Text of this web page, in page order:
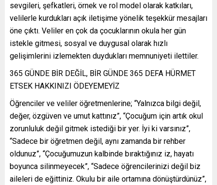
sevgileri, şefkatleri, örnek ve rol model olarak katkıları,
velilerle kurdukları açık iletişime yönelik teşekkür mesajları
öne çıktı. Veliler en çok da çocuklarının okula her gün
istekle gitmesi, sosyal ve duygusal olarak hızlı
gelişimlerini izlemekten duydukları memnuniyeti ilettiler.
365 GÜNDE BİR DEĞİL, BİR GÜNDE 365 DEFA HÜRMET
ETSEK HAKKINIZI ÖDEYEMEYİZ
Öğrenciler ve veliler öğretmenlerine; “Yalnızca bilgi değil,
değer, özgüven ve umut kattınız”, “Çocuğum için artık okul
zorunluluk değil gitmek istediği bir yer. İyi ki varsınız”,
“Sadece bir öğretmen değil, aynı zamanda bir rehber
oldunuz”, “Çocuğumuzun kalbinde bıraktığınız iz, hayatı
boyunca silinmeyecek”, “Sadece öğrencilerinizi değil biz
aileleri de eğittiniz. Okulu bir aile ortamına dönüştürdünüz”,